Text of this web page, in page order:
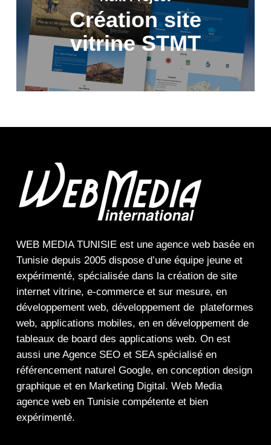
Création site
vitrine STMT
WEB MEDIA TUNISIEest une agence webbasée en
Tunisie depuis 2005 dispose d’une équipe jeune et
expérimenté, spécialisée dans la création de site
internet vitrine, e-commerceet sur mesure, en
développement web, développement de plateformes
web, applications mobiles, en en développement de
tableaux de boarddes applications web. On est
aussi une Agence SEOet SEAspécialisé en
référencement naturel Google, en conception design
graphiqueet en Marketing Digital. Web Media
agence web en Tunisie compétente et bien
expérimenté.